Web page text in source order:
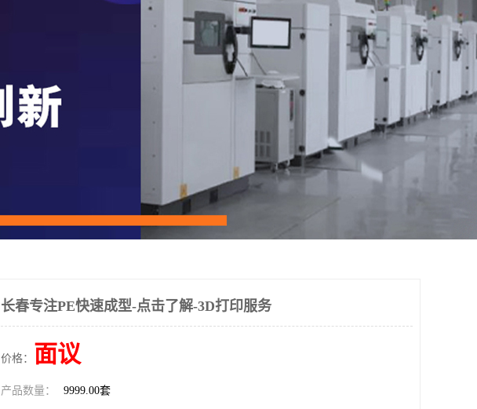
长春专注PE快速成型-点击了解-3D打印服务
价格： 面议
产品数量： 9999.00套